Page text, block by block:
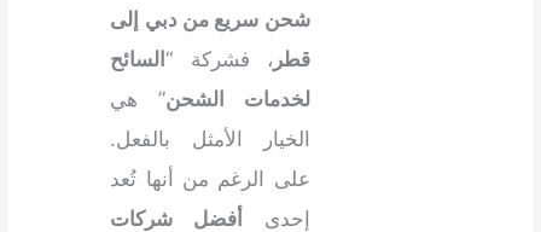
شحن سريع من دبي إلى
قطر ، فشركة “السائح
لخدمات الشحن” هي
الخيار الأمثل بالفعل.
على الرغم من أنها تُعد
إحدى
أفضل شركات